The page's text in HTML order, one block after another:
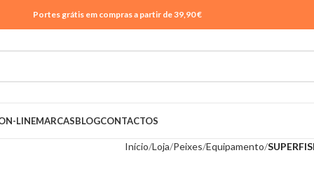
Portes grátis em compras a partir de 39,90 €
LINEMARCASBLOGCONTACTOS
Início Loja Peixes Equipamento